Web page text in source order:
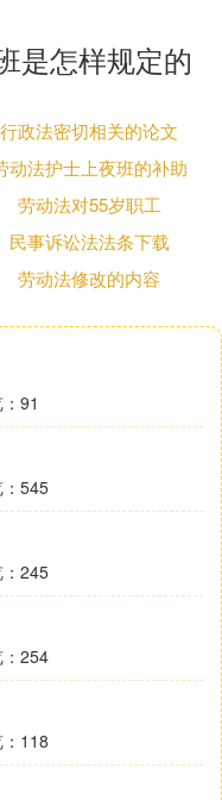
安排补休的，支付
酬;
，支付不低于工资
作时间不超过八
十四小时的工时制
动者每周至少休息
需要，经与工会
，一般每日不得超
时间的，在保障
时间每日不得超过
小时。
天，月计薪天
为250天，全年节假
104-11)÷12;月
年制度工作时间 2
日 115=104 11。
应按照劳动法律进
过8小时，每周工
是怎样规定的
行政法密切相关的论文
动法护士上夜班的补助
劳动法对55岁职工
民事诉讼法法条下载
劳动法修改的内容
91
545
245
254
118